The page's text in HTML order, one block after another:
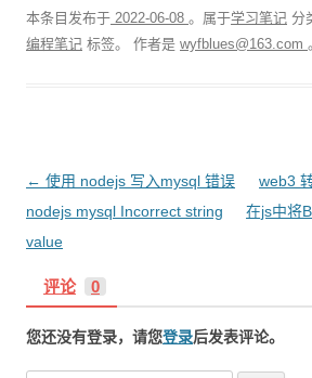
本条目发布于 2022-06-08 。属于学习笔记 分
编程笔记 标签。 作者是 wyfblues@163.com
文
章
导
← 使用 nodejs 写入mysql 错误
nodejs mysql Incorrect string
value
web3
在js中将
评论 0
您还没有登录，请您登录后发表评论。